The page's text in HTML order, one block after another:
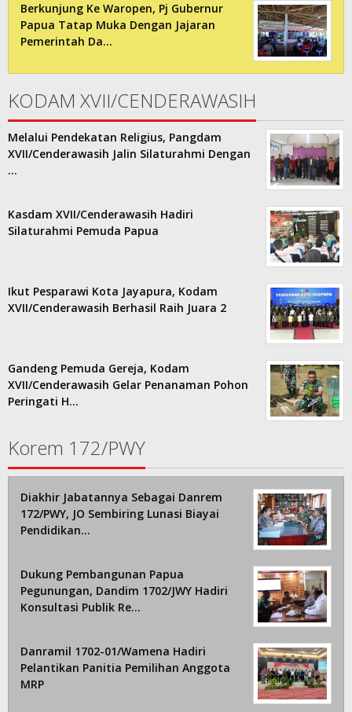
Berkunjung Ke Waropen, Pj Gubernur
Papua Tatap Muka Dengan Jajaran
Pemerintah Da…
KODAM XVII/CENDERAWASIH
Melalui Pendekatan Religius, Pangdam
XVII/Cenderawasih Jalin Silaturahmi Dengan
…
Kasdam XVII/Cenderawasih Hadiri
Silaturahmi Pemuda Papua
Ikut Pesparawi Kota Jayapura, Kodam
XVII/Cenderawasih Berhasil Raih Juara 2
Gandeng Pemuda Gereja, Kodam
XVII/Cenderawasih Gelar Penanaman Pohon
Peringati H…
Korem 172/PWY
Diakhir Jabatannya Sebagai Danrem
172/PWY, JO Sembiring Lunasi Biayai
Pendidikan…
Dukung Pembangunan Papua
Pegunungan, Dandim 1702/JWY Hadiri
Konsultasi Publik Re…
Danramil 1702-01/Wamena Hadiri
Pelantikan Panitia Pemilihan Anggota
MRP